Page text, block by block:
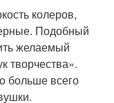
колеров,
Подобный
желаемый
творчества».
больше всего